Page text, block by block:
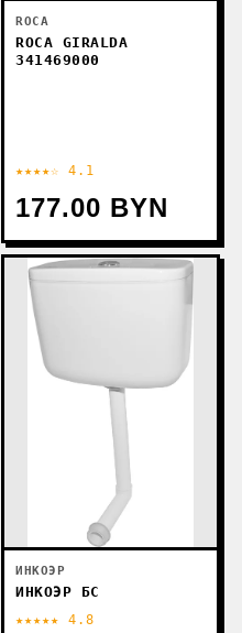
ROCA
ROCA GIRALDA
341469000
★★★★☆ 4.1
177.00 BYN
ИНКОЭР
ИНКОЭР БС
★★★★★ 4.8